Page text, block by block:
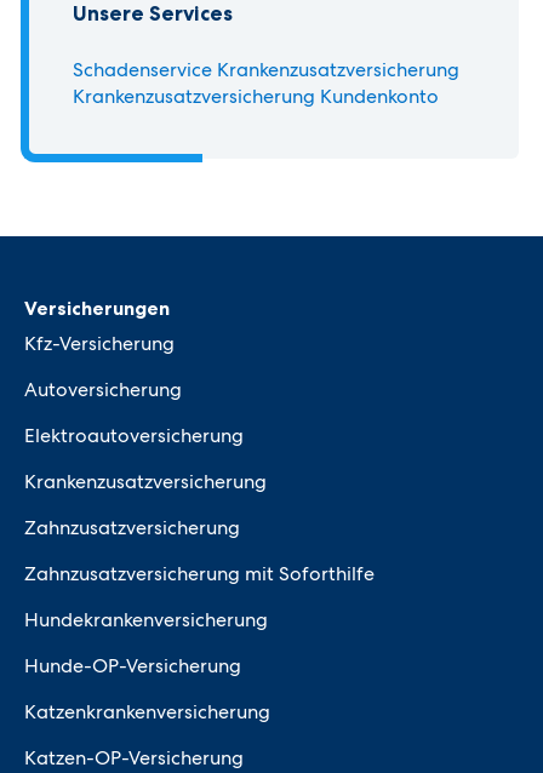
Unsere Services
Schadenservice Krankenzusatz­versicherung
Krankenzusatz­versicherung Kundenkonto
Versicherungen
Kfz-Versicherung
Autoversicherung
Elektroautoversicherung
Krankenzusatzversicherung
Zahnzusatzversicherung
Zahnzusatzversicherung mit Soforthilfe
Hundekrankenversicherung
Hunde-OP-Versicherung
Katzenkrankenversicherung
Katzen-OP-Versicherung